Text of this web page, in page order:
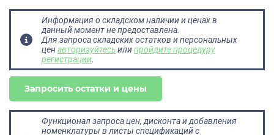
Информация о складском наличии и ценах в
данный момент не предоставлена.
Для запроса складских остатков и персональных
ценавторизуйтесьилипройдите процедуру
регистрации.
Запросить остатки и цены
Функционал запроса цен, дисконта и добавления
номенклатуры в листы спецификаций с